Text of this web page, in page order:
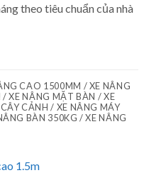
theo tiêu chuẩn của nhà
CAO 1500MM / XE NÂNG
XE NÂNG MẶT BÀN / XE
CẢNH / XE NÂNG MÁY
BÀN 350KG / XE NÂNG